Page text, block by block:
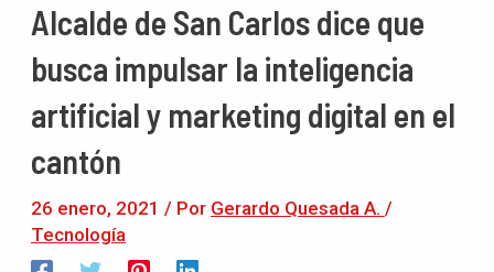
Alcalde de San Carlos dice que
busca impulsar la inteligencia
artificial y marketing digital en el
cantón
26 enero, 2021 / Por Gerardo Quesada A. /
Tecnología